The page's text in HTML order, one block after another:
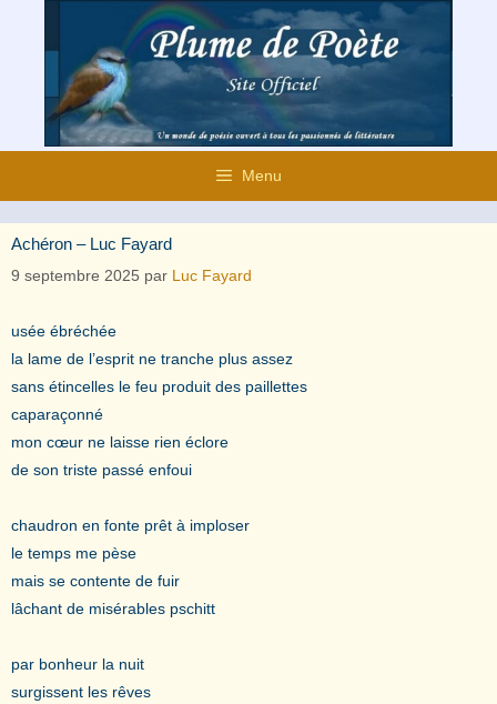
contenu
Menu
Achéron – Luc Fayard
9 septembre 2025 par Luc Fayard
usée ébréchée
la lame de l’esprit ne tranche plus assez
sans étincelles le feu produit des paillettes
caparaçonné
mon cœur ne laisse rien éclore
de son triste passé enfoui
chaudron en fonte prêt à imploser
le temps me pèse
mais se contente de fuir
lâchant de misérables pschitt
par bonheur la nuit
surgissent les rêves